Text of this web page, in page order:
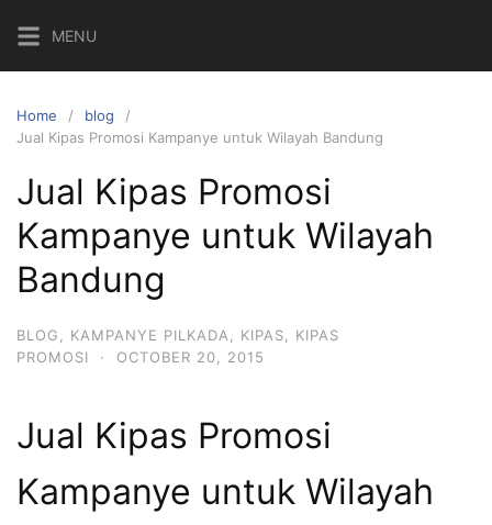
content
MENU
Home
blog
Jual Kipas Promosi Kampanye untuk Wilayah Bandung
Jual Kipas Promosi
Kampanye untuk Wilayah
Bandung
BLOG KAMPANYE PILKADA KIPAS
KIPAS
PROMOSI
· OCTOBER 20, 2015
Jual Kipas Promosi
Kampanye untuk Wilayah